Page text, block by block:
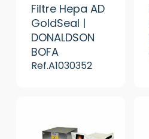
Filtre Hepa AD
GoldSeal |
DONALDSON
BOFA
Ref.A1030352